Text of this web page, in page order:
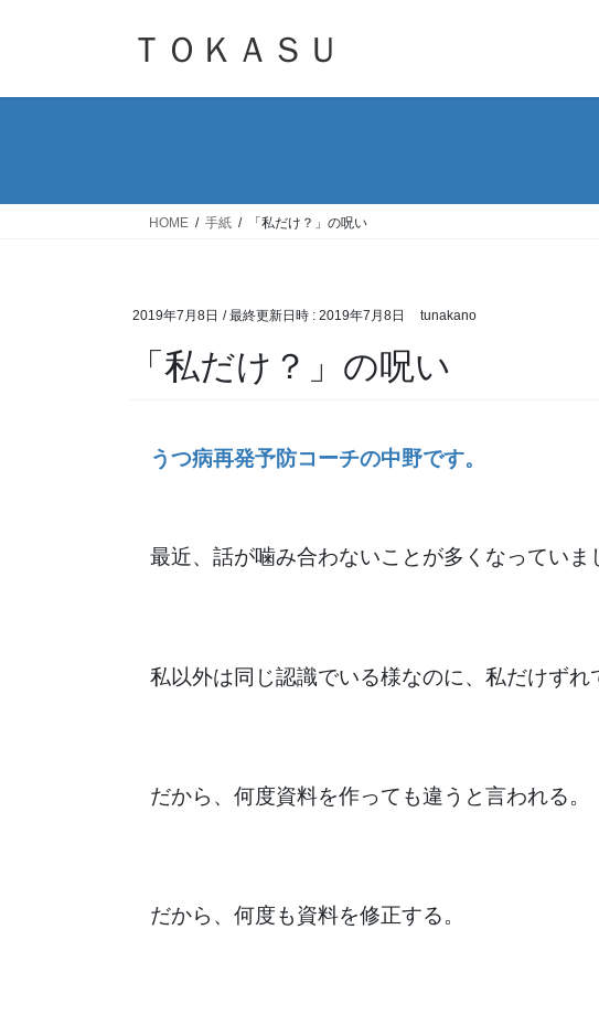
ＴＯＫＡＳＵ
HOME 手紙 「私だけ？」の呪い
2019年7月8日 / 最終更新日時 : 2019年7月8日 tunakano
「私だけ？」の呪い
うつ病再発予防コーチの中野です。
最近、話が噛み合わないことが多くなっていま
私以外は同じ認識でいる様なのに、私だけずれ
だから、何度資料を作っても違うと言われる。
だから、何度も資料を修正する。